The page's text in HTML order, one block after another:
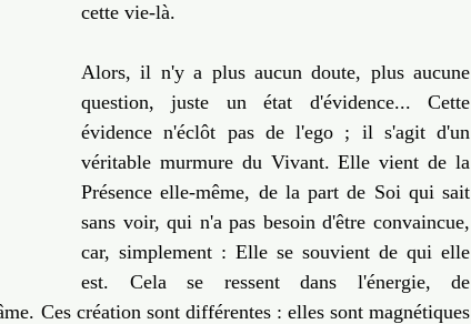
cette vie-là.
Alors, il n'y a plus aucun doute, plus aucune
question, juste un état d'évidence... Cette
évidence n'éclôt pas de l'ego ; il s'agit d'un
véritable murmure du Vivant. Elle vient de la
Présence elle-même, de la part de Soi qui sait
sans voir, qui n'a pas besoin d'être convaincue,
car, simplement : Elle se souvient de qui elle
est. Cela se ressent dans l'énergie, de
Ces création sont différentes : elles sont magnétiques